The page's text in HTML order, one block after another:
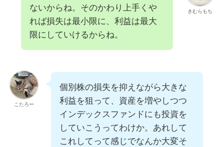
きむらもち
ないからね。そのかわり上手くや
れば損失は最小限に、利益は最大
限にしていけるからね。
こたろー
個別株の損失を抑えながら大きな
利益を狙って、資産を増やしつつ
インデックスファンドにも投資を
していこうってわけか。あれして
これしてって感じでなんか大変そ